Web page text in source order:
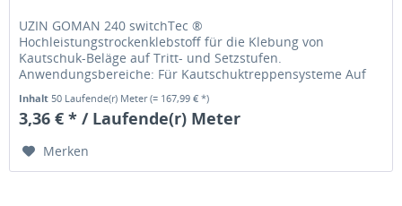
UZIN GOMAN 240 switchTec ®
Hochleistungstrockenklebstoff für die Klebung von
Kautschuk-Beläge auf Tritt- und Setzstufen.
Anwendungsbereiche: Für Kautschuktreppensysteme Auf
Untergründe bis 1 mm Struktur
Hauptanwendungsbereich:...
Inhalt 50 Laufende(r) Meter(= 167,99 € *)
3,36 € * / Laufende(r) Meter
Merken